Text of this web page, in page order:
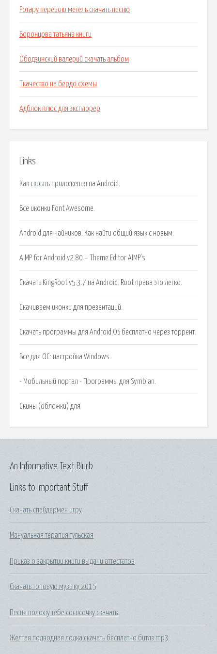
Ротару перевою метель скачать песню
Воронцова татьяна книги
Ободзинский валерий скачать альбом
Ткачество на бердо схемы
Адблок плюс для эксплорер
Links
Как скрыть приложения на Android.
Все иконки Font Awesome.
Android для чайников. Как найти общий язык с новым.
AIMP for Android v2.80 – Theme Editor AIMP’s.
Скачать KingRoot v5.3.7 на Android. Root права это легко.
Скачиваем иконки для презентаций.
Скачать программы для Android OS бесплатно через торрент.
Все для ОС: настройка Windows.
- Мобильный портал - Программы для Symbian.
Скины (обложки) для
Links to Important Stuff
Скачать спайдермен игру
Мануальная терапия тульская
Приказ о закрытии книги выдачи аттестатов
Скачать топовую музыку 2015
Песня положу тебе сосисочку скачать
Желтая подводная лодка скачать бесплатно битлз mp3
An Informative Text Blurb